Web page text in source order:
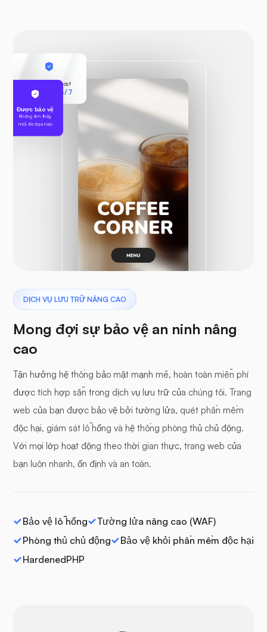
DỊCH VỤ LƯU TRỮ NÂNG CAO
Mong đợi sự bảo vệ an ninh nâng
cao
Tận hưởng hệ thống bảo mật mạnh mẽ, hoàn toàn miễn phí
được tích hợp sẵn trong dịch vụ lưu trữ của chúng tôi. Trang
web của bạn được bảo vệ bởi tường lửa, quét phần mềm
độc hại, giám sát lỗ hổng và hệ thống phòng thủ chủ động.
Với mọi lớp hoạt động theo thời gian thực, trang web của
bạn luôn nhanh, ổn định và an toàn.
Bảo vệ lỗ hổng
Tường lửa nâng cao (WAF)
Phòng thủ chủ động
Bảo vệ khỏi phần mềm độc hại
HardenedPHP
Bảo mật Ultahost
Giám sát 24/7
Được bảo vệ
Không tìm thấy
mối đe dọa nào